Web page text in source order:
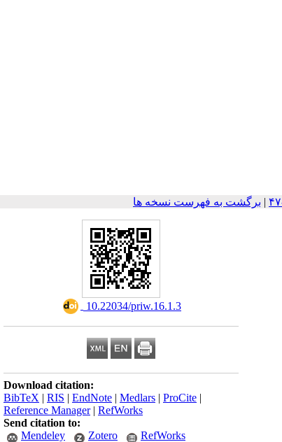
| برگشت به فهرست نسخه ها
‎ 10.22034/priw.16.1.3
Download citation:
BibTeX | RIS | EndNote | Medlars | ProCite |
Reference Manager| RefWorks
Send citation to:
Mendeley
Zotero RefWorks